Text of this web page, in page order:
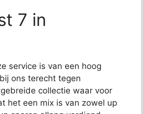
7 in
service is van een hoog
ons terecht tegen
collectie waar voor
het een mix is van zowel up